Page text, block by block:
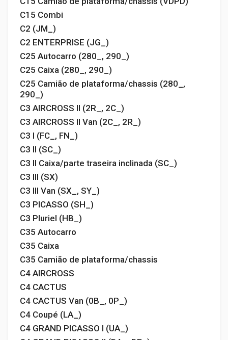
C15 Combi
C2 (JM_)
C2 ENTERPRISE (JG_)
C25 Autocarro (280_, 290_)
C25 Caixa (280_, 290_)
C25 Camião de plataforma/chassis (280_,
290_)
C3 AIRCROSS II (2R_, 2C_)
C3 AIRCROSS II Van (2C_, 2R_)
C3 I (FC_, FN_)
C3 II (SC_)
C3 II Caixa/parte traseira inclinada (SC_)
C3 III (SX)
C3 III Van (SX_, SY_)
C3 PICASSO (SH_)
C3 Pluriel (HB_)
C35 Autocarro
C35 Caixa
C35 Camião de plataforma/chassis
C4 AIRCROSS
C4 CACTUS
C4 CACTUS Van (0B_, 0P_)
C4 Coupé (LA_)
C4 GRAND PICASSO I (UA_)